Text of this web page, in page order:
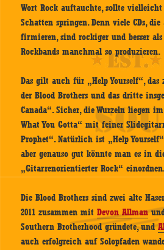
Wort Rock auftauchte, sollte
Schatten springen. Denn viele CDs, die
firmieren, sind rockiger und besser als
Rockbands manchmal so produzieren.
Das gilt auch für „Help Yourself“, das
der Blood Brothers und das dritte
Canada“. Sicher, die Wurzeln liegen
What You Gotta“ mit feiner
Prophet“. Natürlich ist „Help
aber genauso gut könnte man es in
„Gitarrenorientierter Rock“
Die Blood Brothers sind zwei alte
2011 zusammen mitDevon Allman
Southern Brotherhood gründete, und
auch erfolgreich auf Solopfaden